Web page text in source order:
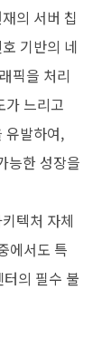
의 서버 칩
기반의 네
픽을 처리
가 느리고
유발하여,
능한 성장을
텍처 자체
에서도 특
의 필수 불